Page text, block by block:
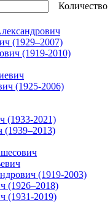
(1929–2007)
(1919-2010)
(1925-2006)
2021)
(1919-2003)
(1931-2019)